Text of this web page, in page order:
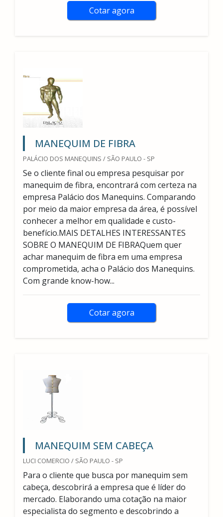
Cotar agora
MANEQUIM DE FIBRA
PALÁCIO DOS MANEQUINS / SÃO PAULO - SP
Se o cliente final ou empresa pesquisar por
manequim de fibra, encontrará com certeza na
empresa Palácio dos Manequins. Comparando
por meio da maior empresa da área, é possível
conhecer a melhor em qualidade e custo-
benefício.MAIS DETALHES INTERESSANTES
SOBRE O MANEQUIM DE FIBRAQuem quer
achar manequim de fibra em uma empresa
comprometida, acha o Palácio dos Manequins.
Com grande know-how...
Cotar agora
MANEQUIM SEM CABEÇA
LUCI COMERCIO / SÃO PAULO - SP
Para o cliente que busca por manequim sem
cabeça, descobrirá a empresa que é líder do
mercado. Elaborando uma cotação na maior
especialista do segmento e descobrindo a